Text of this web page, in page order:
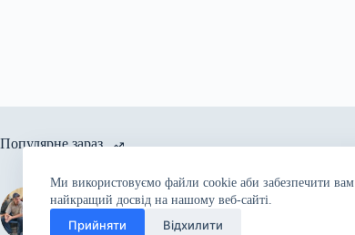
Ми використовуємо файли cookie аби забезпечити вам
найкращий досвід на нашому веб-сайті.
Прийняти Відхилити
Популярне зараз
російські війська підірвали
Каховську ГЕС: підтоплено
Херсон, у зоні ризику 80 сіл